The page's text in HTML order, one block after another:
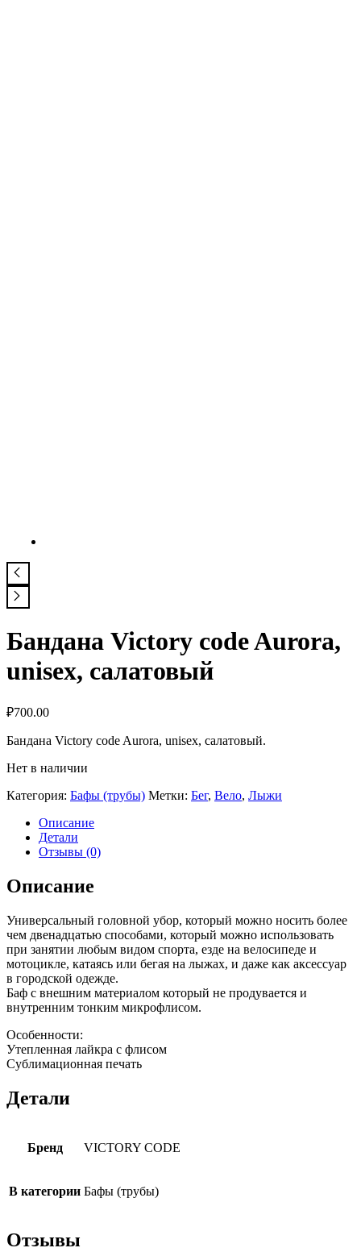
Бандана Victory code Aurora,
unisex, салатовый
₽700.00
Бандана Victory code Aurora, unisex, салатовый.
Нет в наличии
Категория: Бафы (трубы) Метки: Бег, Вело, Лыжи
Описание
Детали
Отзывы (0)
Описание
Универсальный головной убор, который можно носить более
чем двенадцатью способами, который можно использовать
при занятии любым видом спорта, езде на велосипеде и
мотоцикле, катаясь или бегая на лыжах, и даже как аксессуар
в городской одежде.
Баф с внешним материалом который не продувается и
внутренним тонким микрофлисом.
Особенности:
Утепленная лайкра с флисом
Сублимационная печать
Детали
Бренд VICTORY CODE
В категории Бафы (трубы)
Отзывы